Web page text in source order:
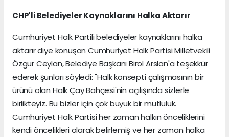
CHP'li Belediyeler Kaynaklarını Halka Aktarır
Cumhuriyet Halk Partili belediyeler kaynaklarını halka
aktarır diye konuşan Cumhuriyet Halk Partisi Milletvekili
Özgür Ceylan, Belediye Başkanı Birol Arslan'a teşekkür
ederek şunları söyledi: "Halk konsepti çalışmasının bir
ürünü olan Halk Çay Bahçesi'nin açılışında sizlerle
birlikteyiz. Bu bizler için çok büyük bir mutluluk.
Cumhuriyet Halk Partisi her zaman halkın önceliklerini
kendi öncelikleri olarak belirlemiş ve her zaman halka